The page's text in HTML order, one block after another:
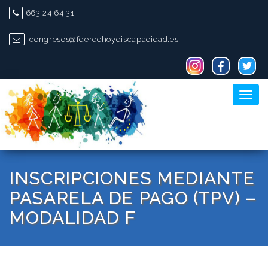
Skip
content
663 24 64 31
congresos@fderechoydiscapacidad.es
INSCRIPCIONES MEDIANTE
PASARELA DE PAGO (TPV) –
MODALIDAD F